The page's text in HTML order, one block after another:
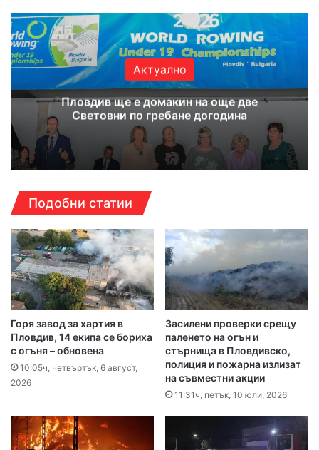
Актуално
Пловдив ще е домакин на още две
Световни по гребане догодина
Подобни статии
Горя завод за хартия в
Пловдив, 14 екипа се бориха
с огъня – обновена
10:05ч, четвъртък, 6 август,
2026
Засилени проверки срещу
паленето на огън и
стърнища в Пловдивско,
полиция и пожарна излизат
на съвместни акции
11:31ч, петък, 10 юли, 2026